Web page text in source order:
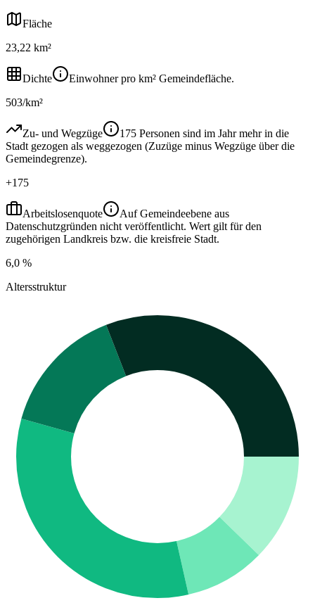
Fläche
23,22 km²
Dichte
Einwohner pro km² Gemeindefläche.
503/km²
Zu- und Wegzüge
175 Personen sind im Jahr mehr in die
Stadt gezogen als weggezogen (Zuzüge minus Wegzüge über die
Gemeindegrenze).
+175
Arbeitslosenquote
Auf Gemeindeebene aus
Datenschutzgründen nicht veröffentlicht. Wert gilt für den
zugehörigen Landkreis bzw. die kreisfreie Stadt.
6,0 %
Altersstruktur